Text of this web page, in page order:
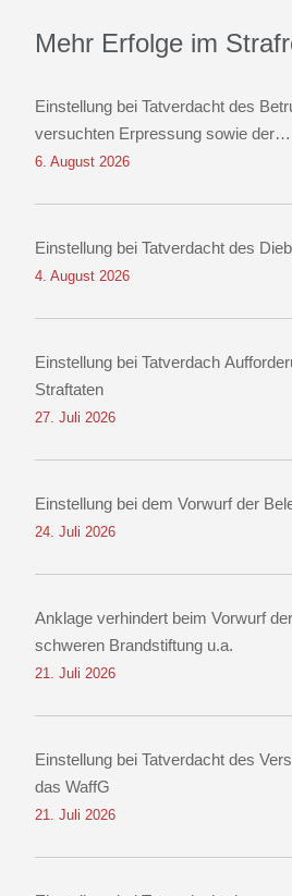
Mehr Erfolge im
Einstellung bei Tatverdacht des
versuchten Erpressung sowie der
Datenveränderung
6. August 2026
Einstellung bei Tatverdacht des
4. August 2026
Einstellung bei Tatverdach
Straftaten
27. Juli 2026
Einstellung bei dem Vorwurf der
24. Juli 2026
Anklage verhindert beim Vorwurf
schweren Brandstiftung u.a.
21. Juli 2026
Einstellung bei Tatverdacht des
das WaffG
21. Juli 2026